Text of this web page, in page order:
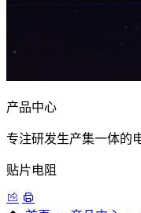
产品中心
专注研发生产集一体的
贴片电阻